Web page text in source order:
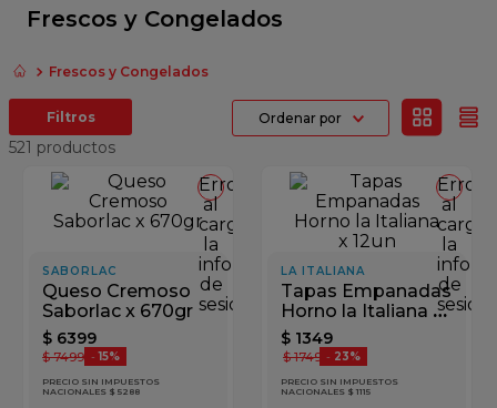
Frescos y Congelados
Frescos y Congelados
Ordenar por
521 productos
Error
al
cargar
la
información
de
sesión
SABORLAC
Queso Cremoso
Saborlac x 670gr
$ 6399
$ 7499 -15%
PRECIO SIN IMPUESTOS
NACIONALES $ 5288
Error
al
cargar
la
de
sesión
LA ITALIANA
Tapas Empanadas
Horno la Italiana x
12un
$ 1349
$ 1749 - 23%
PRECIO SIN IMPUESTOS
NACIONALES $ 1115
papel higienico
shampoo